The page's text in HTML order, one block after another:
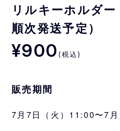
リルキーホルダー
順次発送予定）
¥900 (税込)
販売期間
7月7日（火）11:00〜7